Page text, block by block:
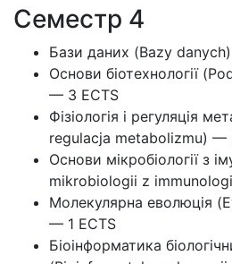
Семестр 4
Бази даних (Bazy
Основи біотехнології
— 3 ECTS
Фізіологія і регуляція
regulacja metabolizmu) —
Основи мікробіології з
mikrobiologii z
Молекулярна еволюція
— 1 ECTS
Біоінформатика